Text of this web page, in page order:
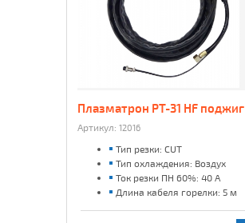
Плазматрон PT-31 HF поджиг
Артикул: 12016
Тип резки: CUT
Тип охлаждения: Воздух
Ток резки ПН 60%: 40 A
Длина кабеля горелки: 5 м